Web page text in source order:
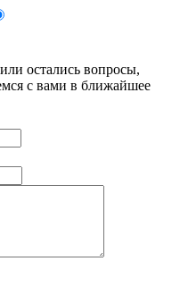
остались вопросы,
с вами в ближайшее